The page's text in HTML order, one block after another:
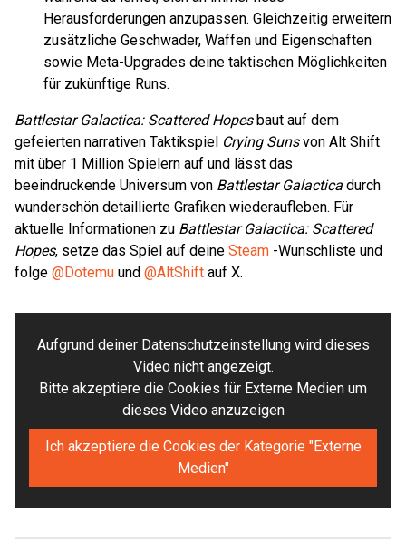
Herausforderungen anzupassen. Gleichzeitig erweitern
zusätzliche Geschwader, Waffen und Eigenschaften
sowie Meta-Upgrades deine taktischen Möglichkeiten
für zukünftige Runs.
Battlestar Galactica: Scattered Hopesbaut auf dem
gefeierten narrativen Taktikspiel Crying Sunsvon Alt Shift
mit über 1 Million Spielern auf und lässt das
beeindruckende Universum von Battlestar Galactica durch
wunderschön detaillierte Grafiken wiederaufleben. Für
aktuelle Informationen zu Battlestar Galactica: Scattered
Hopes, setze das Spiel auf deine Steam -Wunschliste und
folge @Dotemu und @AltShift auf X.
Aufgrund deiner Datenschutzeinstellung wird dieses
Video nicht angezeigt.
Bitte akzeptiere die Cookies für Externe Medien um
dieses Video anzuzeigen
Ich akzeptiere die Cookies der Kategorie "Externe
Medien"